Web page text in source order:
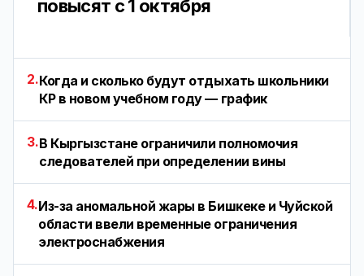
повысят с 1 октября
2.Когда и сколько будут отдыхать школьники
КР в новом учебном году — график
3.В Кыргызстане ограничили полномочия
следователей при определении вины
4.Из-за аномальной жары в Бишкеке и Чуйской
области ввели временные ограничения
электроснабжения